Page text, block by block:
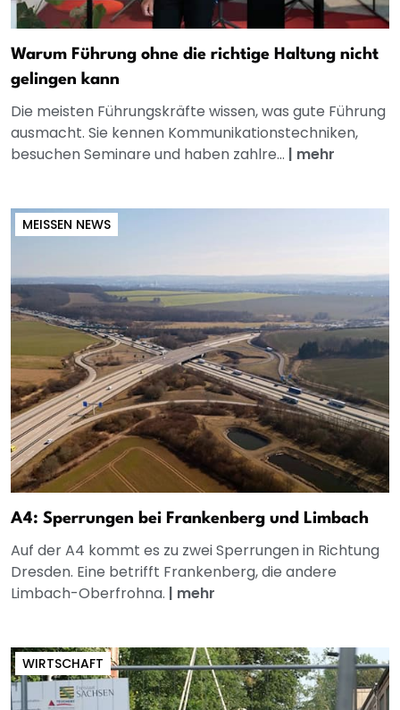
Warum Führung ohne die richtige Haltung nicht
gelingen kann
Die meisten Führungskräfte wissen, was gute Führung
ausmacht. Sie kennen Kommunikationstechniken,
besuchen Seminare und haben zahlre... | mehr
MEISSEN NEWS
A4: Sperrungen bei Frankenberg und Limbach
Auf der A4 kommt es zu zwei Sperrungen in Richtung
Dresden. Eine betrifft Frankenberg, die andere
Limbach-Oberfrohna. | mehr
WIRTSCHAFT